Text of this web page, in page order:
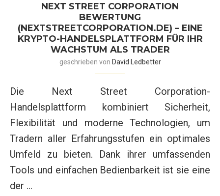
NEXT STREET CORPORATION
BEWERTUNG
(NEXTSTREETCORPORATION.DE) – EINE
KRYPTO-HANDELSPLATTFORM FÜR IHR
WACHSTUM ALS TRADER
geschrieben von David Ledbetter
Die Next Street Corporation-
Handelsplattform kombiniert Sicherheit,
Flexibilität und moderne Technologien, um
Tradern aller Erfahrungsstufen ein optimales
Umfeld zu bieten. Dank ihrer umfassenden
Tools und einfachen Bedienbarkeit ist sie eine
der …